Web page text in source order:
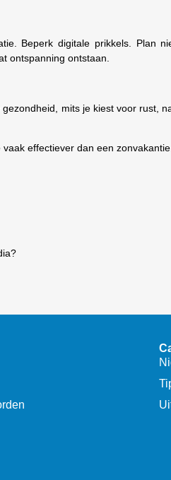
Beperk digitale prikkels. Plan
ontspanning ontstaan.
mits je kiest voor rust,
effectiever dan een zonvakantie.